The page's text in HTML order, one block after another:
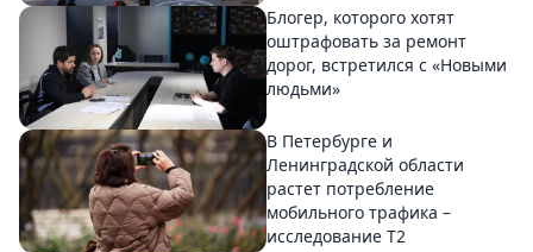
Блогер, которого хотят
оштрафовать за ремонт
дорог, встретился с «Новыми
людьми»
В Петербурге и
Ленинградской области
растет потребление
мобильного трафика –
исследование T2